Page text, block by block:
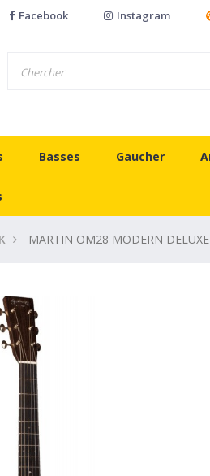
Facebook Instagram
Basses Gaucher
MARTIN OM28 MODERN DELUXE